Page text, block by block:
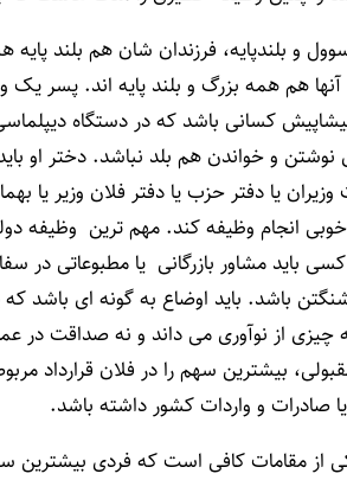
و بلندپایه، فرزندان شان هم بلند
آنها هم همه بزرگ و بلند پایه اند. پسر یک
پیشاپیش کسانی باشد که در دستگاه
نوشتن و خواندن هم بلد نباشد. دختر او
یا دفتر حزب یا دفتر فلان وزیر یا
خوبی انجام وظیفه کند. مهم ترین وظیفه
باید مشاور بازرگانی یا مطبوعاتی در
باشد. باید اوضاع به گونه ای
چیزی از نوآوری می داند و نه صداقت در
بیشترین سهم را در فلان قرارداد
صادرات و واردات کشور داشته باشد.
از مقامات کافی است که فردی بیشترین